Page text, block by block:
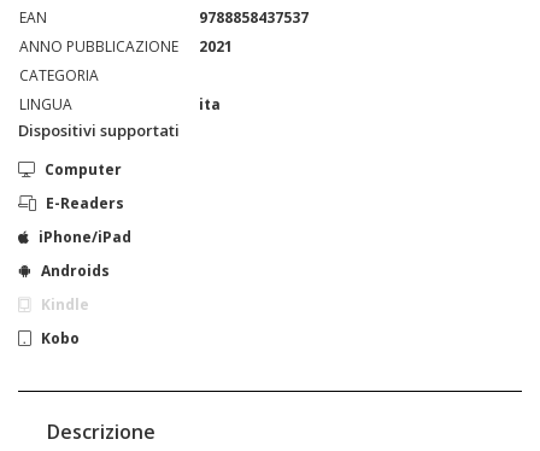
EAN
9788858437537
ANNO PUBBLICAZIONE
2021
CATEGORIA
LINGUA
ita
Dispositivi supportati
Computer
E-Readers
iPhone/iPad
Androids
Kindle
Kobo
Descrizione